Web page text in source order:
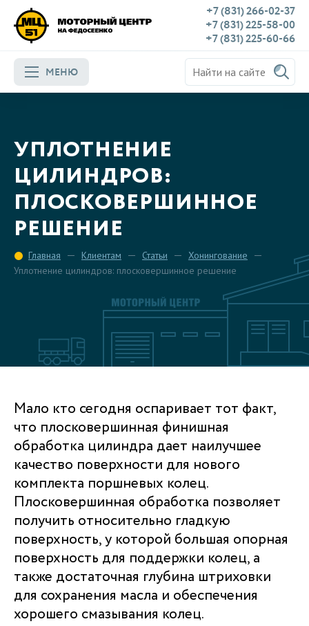
+7 (831) 266-02-37
+7 (831) 225-58-00
+7 (831) 225-60-66
МЕНЮ
УПЛОТНЕНИЕ
ЦИЛИНДРОВ:
ПЛОСКОВЕРШИННОЕ
РЕШЕНИЕ
Главная Клиентам Статьи
Хонингование
Уплотнение цилиндров: плосковершинное решение
Мало кто сегодня оспаривает тот факт,
что плосковершинная финишная
обработка цилиндра дает наилучшее
качество поверхности для нового
комплекта поршневых колец.
Плосковершинная обработка позволяет
получить относительно гладкую
поверхность, у которой большая опорная
поверхность для поддержки колец, а
также достаточная глубина штриховки
для сохранения масла и обеспечения
хорошего смазывания колец.